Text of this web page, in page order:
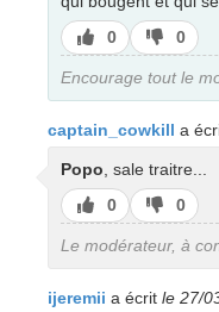
J’aime
0
J’aime
pas
0
Encourage tout le
captain_cowkill a
Popo , sale traitre...
J’aime
0
J’aime
pas
0
Le modérateur, à
ijeremii a écrit le 27/